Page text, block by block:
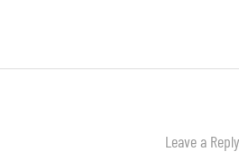
Leave a Reply